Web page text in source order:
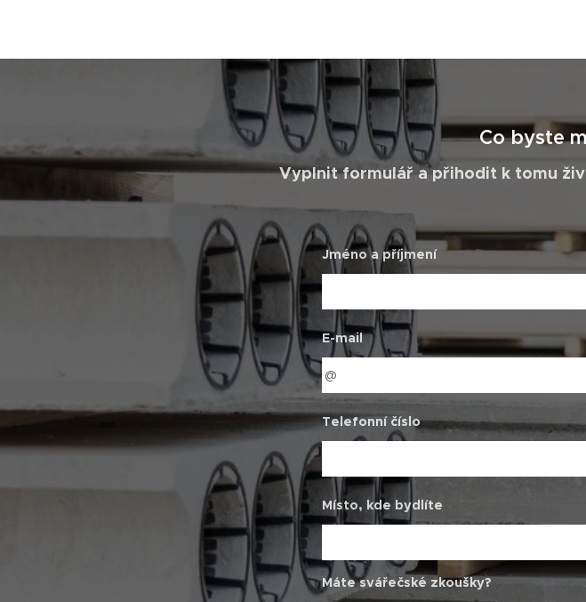
Co byste
Vyplnit formulář a přihodit k tomu
Jméno a příjmení
E-mail
Telefonní číslo
Místo, kde bydlíte
Máte svářečské zkoušky?